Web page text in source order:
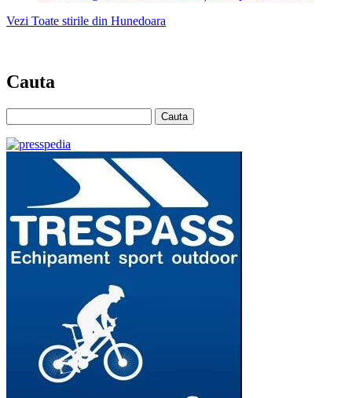
Vezi Toate stirile din Hunedoara
Cauta